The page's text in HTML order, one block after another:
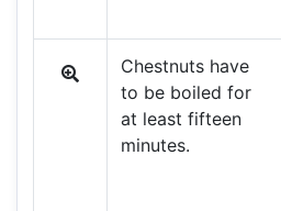
Chestnuts have
to be boiled for
at least fifteen
minutes.